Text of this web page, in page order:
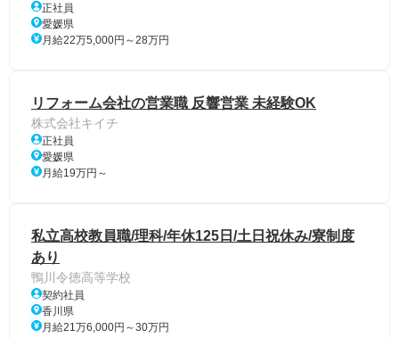
正社員
愛媛県
月給22万5,000円～28万円
リフォーム会社の営業職 反響営業 未経験OK
株式会社キイチ
正社員
愛媛県
月給19万円～
私立高校教員職/理科/年休125日/土日祝休み/寮制度
あり
鴨川令徳高等学校
契約社員
香川県
月給21万6,000円～30万円